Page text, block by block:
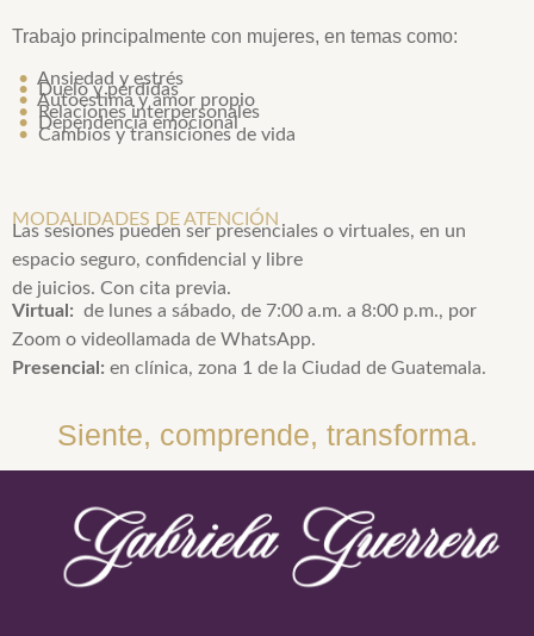
Trabajo principalmente con mujeres, en temas como:
• Ansiedad y estrés
•Duelo y pérdidas
• Autoestima y amor propio
• Relaciones interpersonales
• Dependencia emocional
• Cambios y transiciones de vida
MODALIDADES DE ATENCIÓN
Las sesiones pueden ser presenciales o virtuales, en un
espacio seguro, confidencial y libre
de juicios. Con cita previa.
Virtual: de lunes a sábado, de 7:00 a.m. a 8:00 p.m., por
Zoom o videollamada de WhatsApp.
Presencial: en clínica, zona 1 de la Ciudad de Guatemala.
Siente, comprende, transforma.